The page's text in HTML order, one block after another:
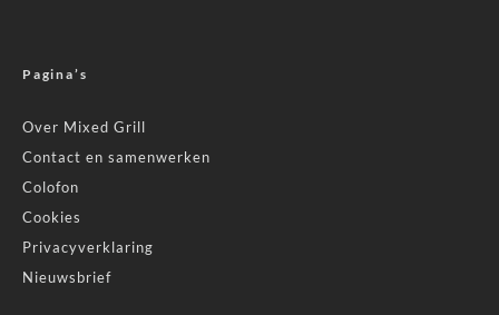
Pagina’s
Over Mixed Grill
Contact en samenwerken
Colofon
Cookies
Privacyverklaring
Nieuwsbrief